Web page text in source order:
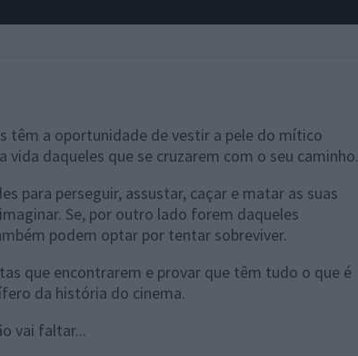
têm a oportunidade de vestir a pele do mítico
vida daqueles que se cruzarem com o seu caminho.
para perseguir, assustar, caçar e matar as suas
Se, por outro lado forem daqueles
podem optar por tentar sobreviver.
que encontrarem e provar que têm tudo o que é
da história do cinema.
vai faltar...